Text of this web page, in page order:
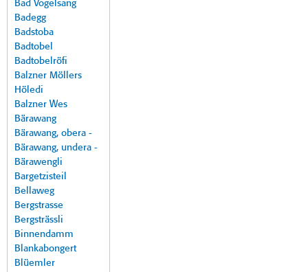
Bad Vogelsang
Badegg
Badstoba
Badtobel
Badtobelröfi
Balzner Möllers
Höledi
Balzner Wes
Bärawang
Bärawang, obera -
Bärawang, undera -
Bärawengli
Bargetzisteil
Bellaweg
Bergstrasse
Bergsträssli
Binnendamm
Blankabongert
Blüemler